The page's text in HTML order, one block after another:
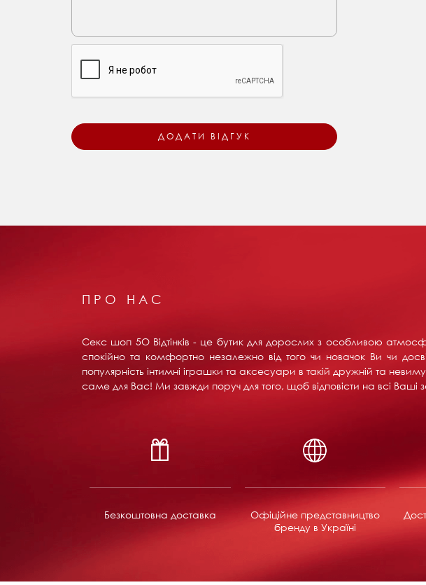
ПРО НАС
Секс шоп 5О Відтінків - це бутик для дорослих з особливою
спокійно та комфортно незалежно від того чи новачок Ви чи
популярність інтимні іграшки та аксесуари в такій дружній та
саме для Вас! Ми завжди поруч для того, щоб відповісти на всі Ваші
Безкоштовна доставка
Офіційне представництво
бренду в Україні